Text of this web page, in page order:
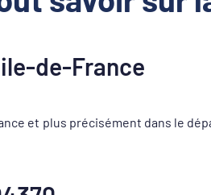
de-France
et plus précisément dans le